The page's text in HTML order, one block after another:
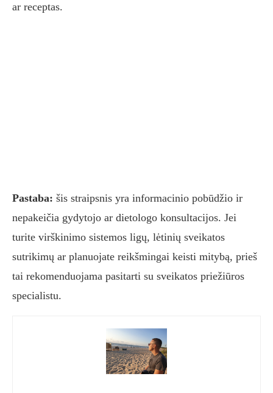
ar receptas.
Pastaba: šis straipsnis yra informacinio pobūdžio ir
nepakeičia gydytojo ar dietologo konsultacijos. Jei
turite virškinimo sistemos ligų, lėtinių sveikatos
sutrikimų ar planuojate reikšmingai keisti mitybą, prieš
tai rekomenduojama pasitarti su sveikatos priežiūros
specialistu.